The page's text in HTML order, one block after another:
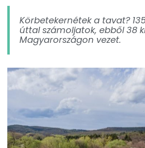
Körbetekernétek a tavat?
úttal számoljatok, ebből 38
Magyarországon vezet.